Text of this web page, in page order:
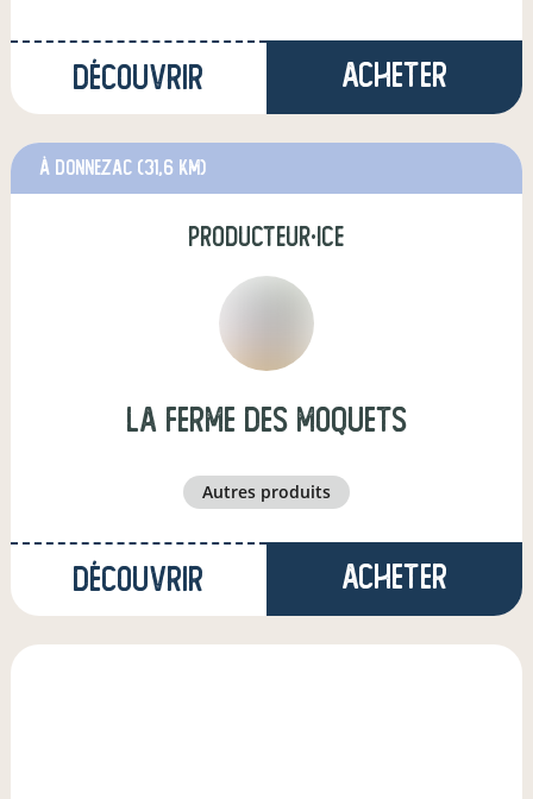
Découvrir Acheter
à Donnezac (31,6 km)
producteur·ice
La ferme des moquets
autres produits
Découvrir Acheter